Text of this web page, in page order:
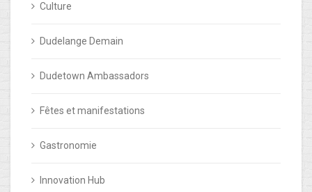
Culture
Dudelange Demain
Dudetown Ambassadors
Fêtes et manifestations
Gastronomie
Innovation Hub